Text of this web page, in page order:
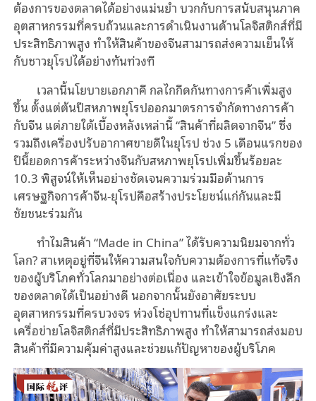
ต้องการของตลาดได้อย่างแม่นยำ บวกกับการสนับสนุนภาค
อุตสาหกรรมที่ครบถ้วนและการดำเนินงานด้านโลจิสติกส์ที่มี
ประสิทธิภาพสูง ทำให้สินค้าของจีนสามารถส่งความเย็นให้
กับชาวยุโรปได้อย่างทันท่วงที
เวลานี้นโยบายเอกภาคี กลไกกีดกันทางการค้าเพิ่มสูง
ขึ้น ตั้งแต่ต้นปีสหภาพยุโรปออกมาตรการจำกัดทางการค้า
กับจีน แต่ภายใต้เบื้องหลังเหล่านี้ “สินค้าที่ผลิตจากจีน” ซึ่ง
รวมถึงเครื่องปรับอากาศขายดีในยุโรป ช่วง 5 เดือนแรกของ
ปีนี้ยอดการค้าระหว่างจีนกับสหภาพยุโรปเพิ่มขึ้นร้อยละ
10.3 พิสูจน์ให้เห็นอย่างชัดเจนความร่วมมือด้านการ
เศรษฐกิจการค้าจีน-ยุโรปคือสร้างประโยชน์แก่กันและมี
ชัยชนะร่วมกัน
ทำไมสินค้า “Made in China” ได้รับความนิยมจากทั่ว
โลก? สาเหตุอยู่ที่จีนให้ความสนใจกับความต้องการที่แท้จริง
ของผู้บริโภคทั่วโลกมาอย่างต่อเนื่อง และเข้าใจข้อมูลเชิงลึก
ของตลาดได้เป็นอย่างดี นอกจากนั้นยังอาศัยระบบ
อุตสาหกรรมที่ครบวงจร ห่วงโซ่อุปทานที่แข็งแกร่งและ
เครื่อข่ายโลจิสติกส์ที่มีประสิทธิภาพสูง ทำให้สามารถส่งมอบ
สินค้าที่มีความคุ้มค่าสูงและช่วยแก้ปัญหาของผู้บริโภค